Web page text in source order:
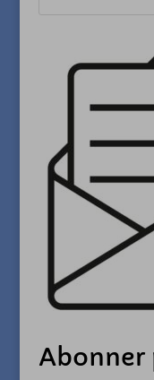
Abonner